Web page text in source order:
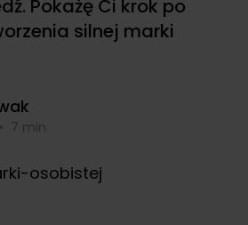
Pokażę Ci krok po
silnej marki
• 7 min